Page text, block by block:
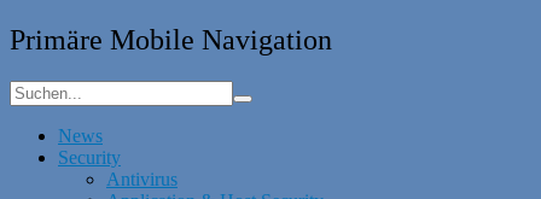
Primäre Mobile Navigation
News
Security
Antivirus